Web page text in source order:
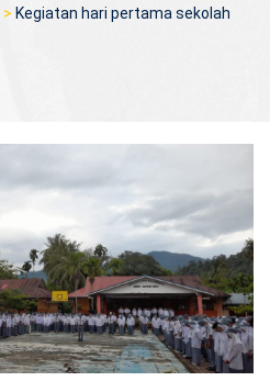
> Kegiatan hari pertama sekolah